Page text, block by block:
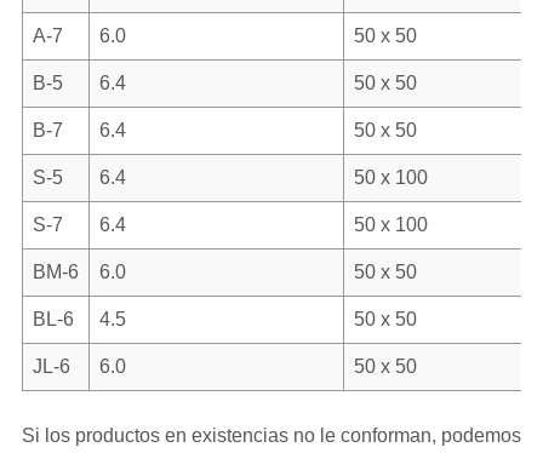
A-7 6.0 50 x 50
B-5 6.4 50 x 50
B-7 6.4 50 x 50
S-5 6.4 50 x 100
S-7 6.4 50 x 100
BM-6 6.0 50 x 50
BL-6 4.5 50 x 50
JL-6 6.0 50 x 50
Si los productos en existencias no le conforman, podemos